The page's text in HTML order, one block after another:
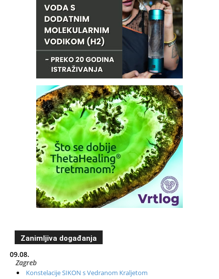
Zanimljiva događanja
09.08.
Zagreb
Konstelacije SIKON s Vedranom Kraljetom